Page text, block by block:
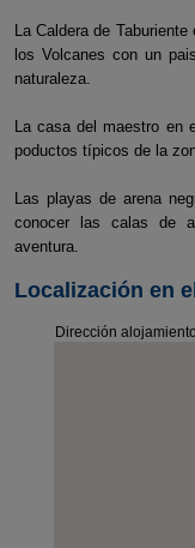
La Caldera de
los Volcanes con un
naturaleza.
La casa del maestro en
poductos típicos de la
Las playas de arena
conocer las calas de
aventura.
Localización en
Dirección